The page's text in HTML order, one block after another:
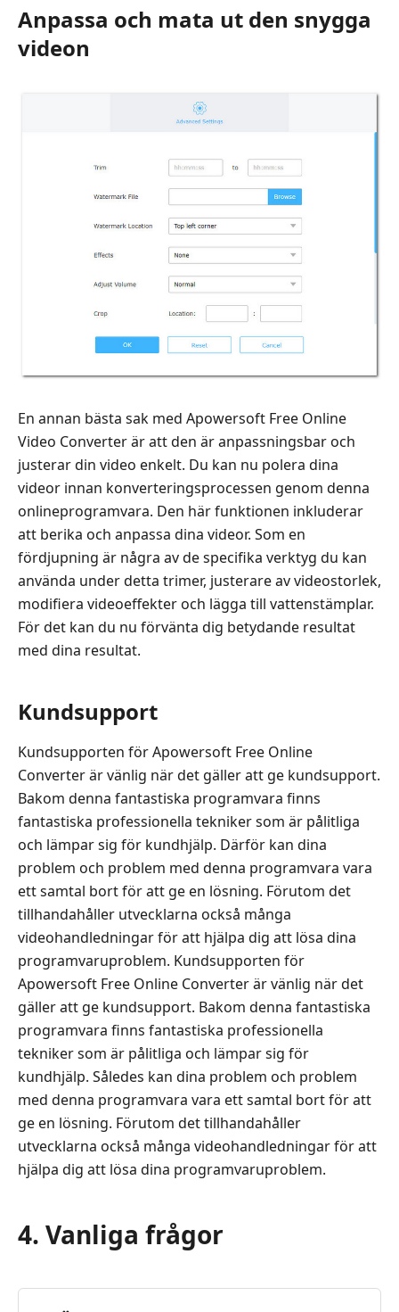
Anpassa och mata ut den snygga
videon
En annan bästa sak med Apowersoft Free Online
Video Converter är att den är anpassningsbar och
justerar din video enkelt. Du kan nu polera dina
videor innan konverteringsprocessen genom denna
onlineprogramvara. Den här funktionen inkluderar
att berika och anpassa dina videor. Som en
fördjupning är några av de specifika verktyg du kan
använda under detta trimer, justerare av videostorlek,
modifiera videoeffekter och lägga till vattenstämplar.
För det kan du nu förvänta dig betydande resultat
med dina resultat.
Kundsupport
Kundsupporten för Apowersoft Free Online
Converter är vänlig när det gäller att ge kundsupport.
Bakom denna fantastiska programvara finns
fantastiska professionella tekniker som är pålitliga
och lämpar sig för kundhjälp. Därför kan dina
problem och problem med denna programvara vara
ett samtal bort för att ge en lösning. Förutom det
tillhandahåller utvecklarna också många
videohandledningar för att hjälpa dig att lösa dina
programvaruproblem. Kundsupporten för
Apowersoft Free Online Converter är vänlig när det
gäller att ge kundsupport. Bakom denna fantastiska
programvara finns fantastiska professionella
tekniker som är pålitliga och lämpar sig för
kundhjälp. Således kan dina problem och problem
med denna programvara vara ett samtal bort för att
ge en lösning. Förutom det tillhandahåller
utvecklarna också många videohandledningar för att
hjälpa dig att lösa dina programvaruproblem.
4. Vanliga frågor